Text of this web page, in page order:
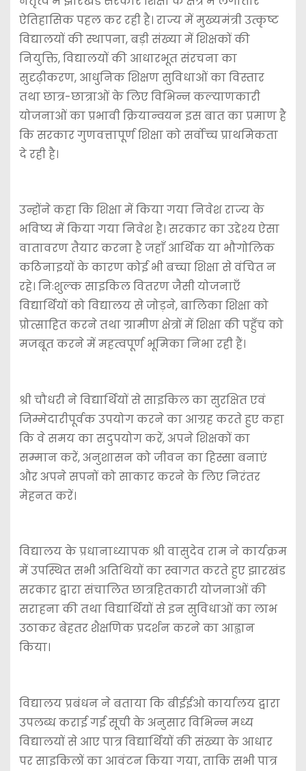
ऐतिहासिक पहल कर रही है। राज्य में मुख्यमंत्री उत्कृष्ट
विद्यालयों की स्थापना, बड़ी संख्या में शिक्षकों की
नियुक्ति, विद्यालयों की आधारभूत संरचना का
सुदृढ़ीकरण, आधुनिक शिक्षण सुविधाओं का विस्तार
तथा छात्र-छात्राओं के लिए विभिन्न कल्याणकारी
योजनाओं का प्रभावी क्रियान्वयन इस बात का प्रमाण है
कि सरकार गुणवत्तापूर्ण शिक्षा को सर्वोच्च प्राथमिकता
दे रही है।
उन्होंने कहा कि शिक्षा में किया गया निवेश राज्य के
भविष्य में किया गया निवेश है। सरकार का उद्देश्य ऐसा
वातावरण तैयार करना है जहाँ आर्थिक या भौगोलिक
कठिनाइयों के कारण कोई भी बच्चा शिक्षा से वंचित न
रहे। निःशुल्क साइकिल वितरण जैसी योजनाएँ
विद्यार्थियों को विद्यालय से जोड़ने, बालिका शिक्षा को
प्रोत्साहित करने तथा ग्रामीण क्षेत्रों में शिक्षा की पहुँच को
मजबूत करने में महत्वपूर्ण भूमिका निभा रही हैं।
श्री चौधरी ने विद्यार्थियों से साइकिल का सुरक्षित एवं
जिम्मेदारीपूर्वक उपयोग करने का आग्रह करते हुए कहा
कि वे समय का सदुपयोग करें, अपने शिक्षकों का
सम्मान करें, अनुशासन को जीवन का हिस्सा बनाएं
और अपने सपनों को साकार करने के लिए निरंतर
मेहनत करें।
विद्यालय के प्रधानाध्यापक श्री वासुदेव राम ने कार्यक्रम
में उपस्थित सभी अतिथियों का स्वागत करते हुए झारखंड
सरकार द्वारा संचालित छात्रहितकारी योजनाओं की
सराहना की तथा विद्यार्थियों से इन सुविधाओं का लाभ
उठाकर बेहतर शैक्षणिक प्रदर्शन करने का आह्वान
किया।
विद्यालय प्रबंधन ने बताया कि बीईईओ कार्यालय द्वारा
उपलब्ध कराई गई सूची के अनुसार विभिन्न मध्य
विद्यालयों से आए पात्र विद्यार्थियों की संख्या के आधार
पर साइकिलों का आवंटन किया गया, ताकि सभी पात्र